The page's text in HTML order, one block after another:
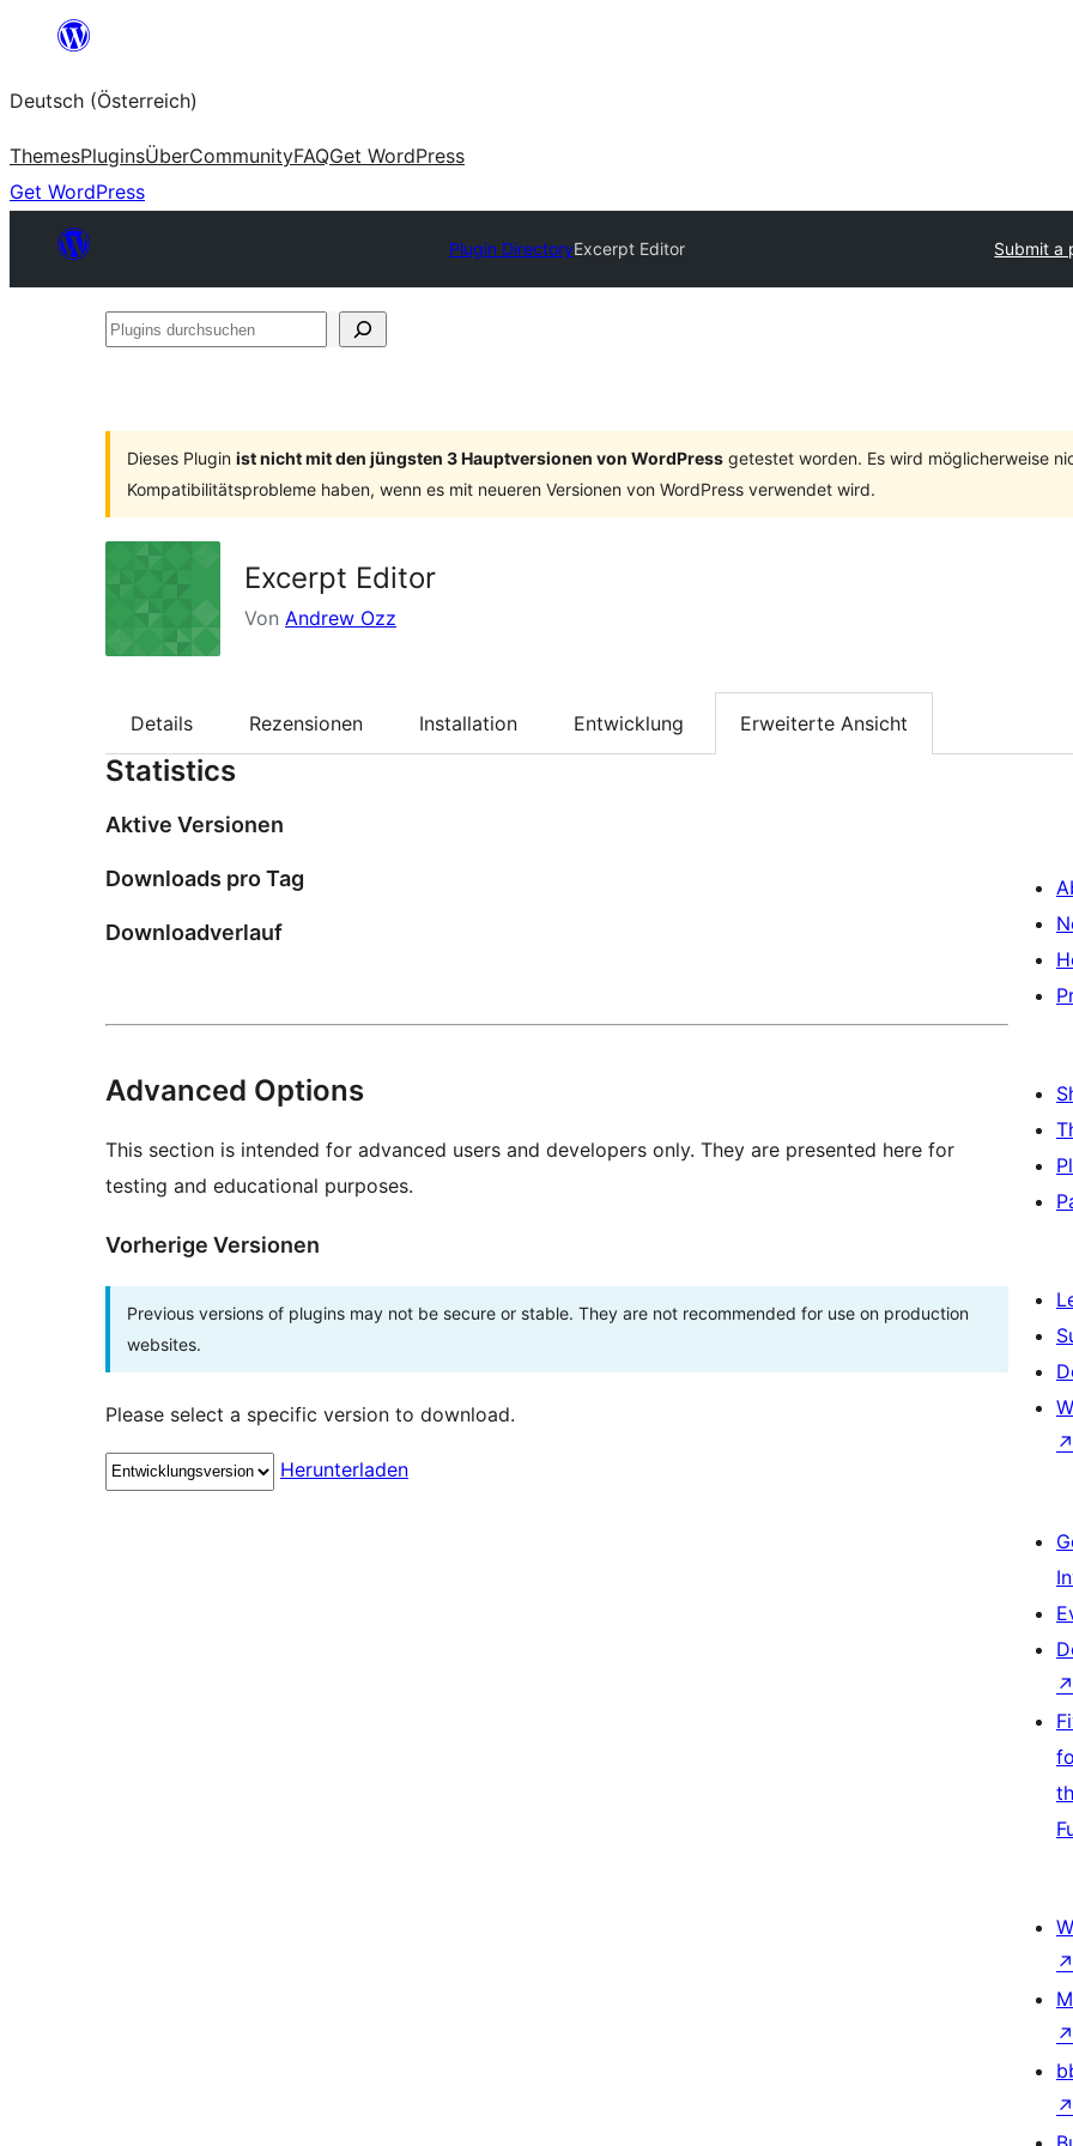
springen
Deutsch (Österreich)
ThemesPluginsÜberCommunityFAQGet WordPress
Get WordPress
Plugin DirectoryExcerpt Editor Submit a
Plugins
Dieses Plugin ist nicht mit den jüngsten 3 Hauptversionen von WordPress getestet worden. Es wird möglicherweise
Kompatibilitätsprobleme haben, wenn es mit neueren Versionen von WordPress verwendet wird.
Excerpt Editor
Von Andrew Ozz
Details Rezensionen Installation Entwicklung Erweiterte Ansicht
Statistics
Aktive Versionen
Downloads pro Tag
Downloadverlauf
Advanced Options
This section is intended for advanced users and developers only. They are presented here for
testing and educational purposes.
Vorherige Versionen
Previous versions of plugins may not be secure or stable. They are not recommended for use on production
websites.
Please select a specific version to download.
Herunterladen
↗
↗
↗
↗
↗